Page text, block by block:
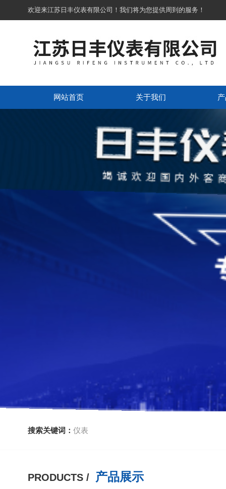
欢迎来江苏日丰仪表有限公司！我们将为您提供周到的服务！
网站首页 关于我们
搜索关键词： 仪表
PRODUCTS / 产品展示